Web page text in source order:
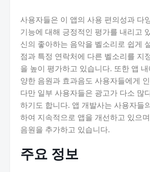
사용자들은 이 앱의 사용 편의성과 다
기능에 대해 긍정적인 평가를 내리고
신의 좋아하는 음악을 벨소리로 쉽게
점과 특정 연락처에 다른 벨소리를 지
을 높이 평가하고 있습니다. 또한 앱
양한 음원과 효과음도 사용자들에게
다만 일부 사용자들은 광고가 다소 많
하기도 합니다. 앱 개발사는 사용자들
하여 지속적으로 앱을 개선하고 있으
음원을 추가하고 있습니다.
주요 정보